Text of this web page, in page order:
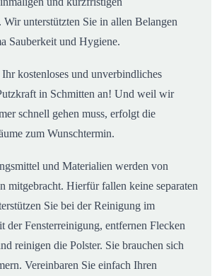
Wir unterstützten Sie in allen Belangen
Sauberkeit und Hygiene.
kostenloses und unverbindliches
in Schmitten an! Und weil wir
schnell gehen muss, erfolgt die
zum Wunschtermin.
und Materialien werden von
mitgebracht. Hierfür fallen keine separaten
Sie bei der Reinigung im
der Fensterreinigung, entfernen Flecken
reinigen die Polster. Sie brauchen sich
Vereinbaren Sie einfach Ihren